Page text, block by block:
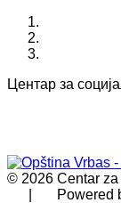
Центар за
© 2026 Centar
| Powered